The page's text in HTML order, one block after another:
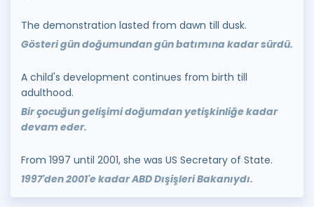
The demonstration lasted from dawn till dusk.
Gösteri gün doğumundan gün batımına kadar sürdü.
A child's development continues from birth till
adulthood.
Bir çocuğun gelişimi doğumdan yetişkinliğe kadar
devam eder.
From 1997 until 2001, she was US Secretary of State.
1997'den 2001'e kadar ABD Dışişleri Bakanıydı.